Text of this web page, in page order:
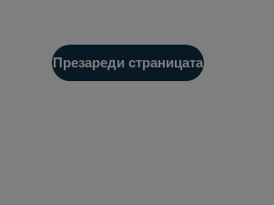
Презареди страницата